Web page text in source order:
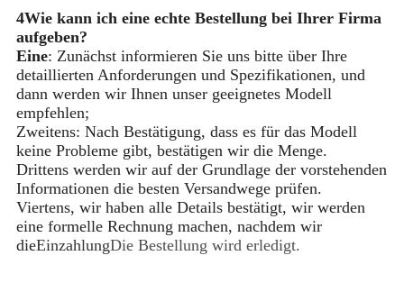
4Wie kann ich eine echte Bestellung bei Ihrer Firma
aufgeben?
Eine: Zunächst informieren Sie uns bitte über Ihre
detaillierten Anforderungen und Spezifikationen, und
dann werden wir Ihnen unser geeignetes Modell
empfehlen;
Zweitens: Nach Bestätigung, dass es für das Modell
keine Probleme gibt, bestätigen wir die Menge.
Drittens werden wir auf der Grundlage der vorstehenden
Informationen die besten Versandwege prüfen.
Viertens, wir haben alle Details bestätigt, wir werden
eine formelle Rechnung machen, nachdem wir
dieEinzahlungDie Bestellung wird erledigt.